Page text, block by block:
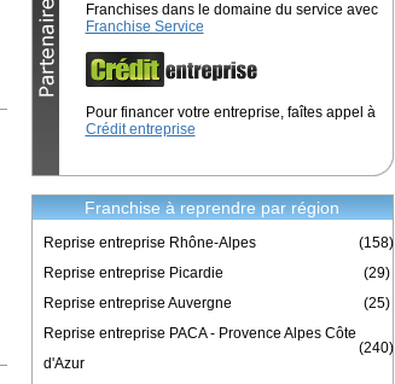
Franchises dans le domaine du service avec
Franchise Service
Pour financer votre entreprise, faîtes appel à
Crédit entreprise
Franchise à reprendre par région
Reprise entreprise Rhône-Alpes
(158)
Reprise entreprise Picardie
(29)
Reprise entreprise Auvergne
(25)
Reprise entreprise PACA - Provence Alpes Côte
d'Azur
(240)